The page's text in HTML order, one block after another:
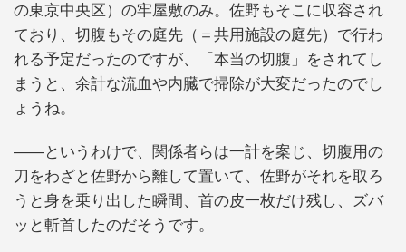
の東京中央区）の牢屋敷のみ。佐野もそこに収容され
ており、切腹もその庭先（＝共用施設の庭先）で行わ
れる予定だったのですが、「本当の切腹」をされてし
まうと、余計な流血や内臓で掃除が大変だったのでし
ょうね。
――というわけで、関係者らは一計を案じ、切腹用の
刀をわざと佐野から離して置いて、佐野がそれを取ろ
うと身を乗り出した瞬間、首の皮一枚だけ残し、ズバ
ッと斬首したのだそうです。